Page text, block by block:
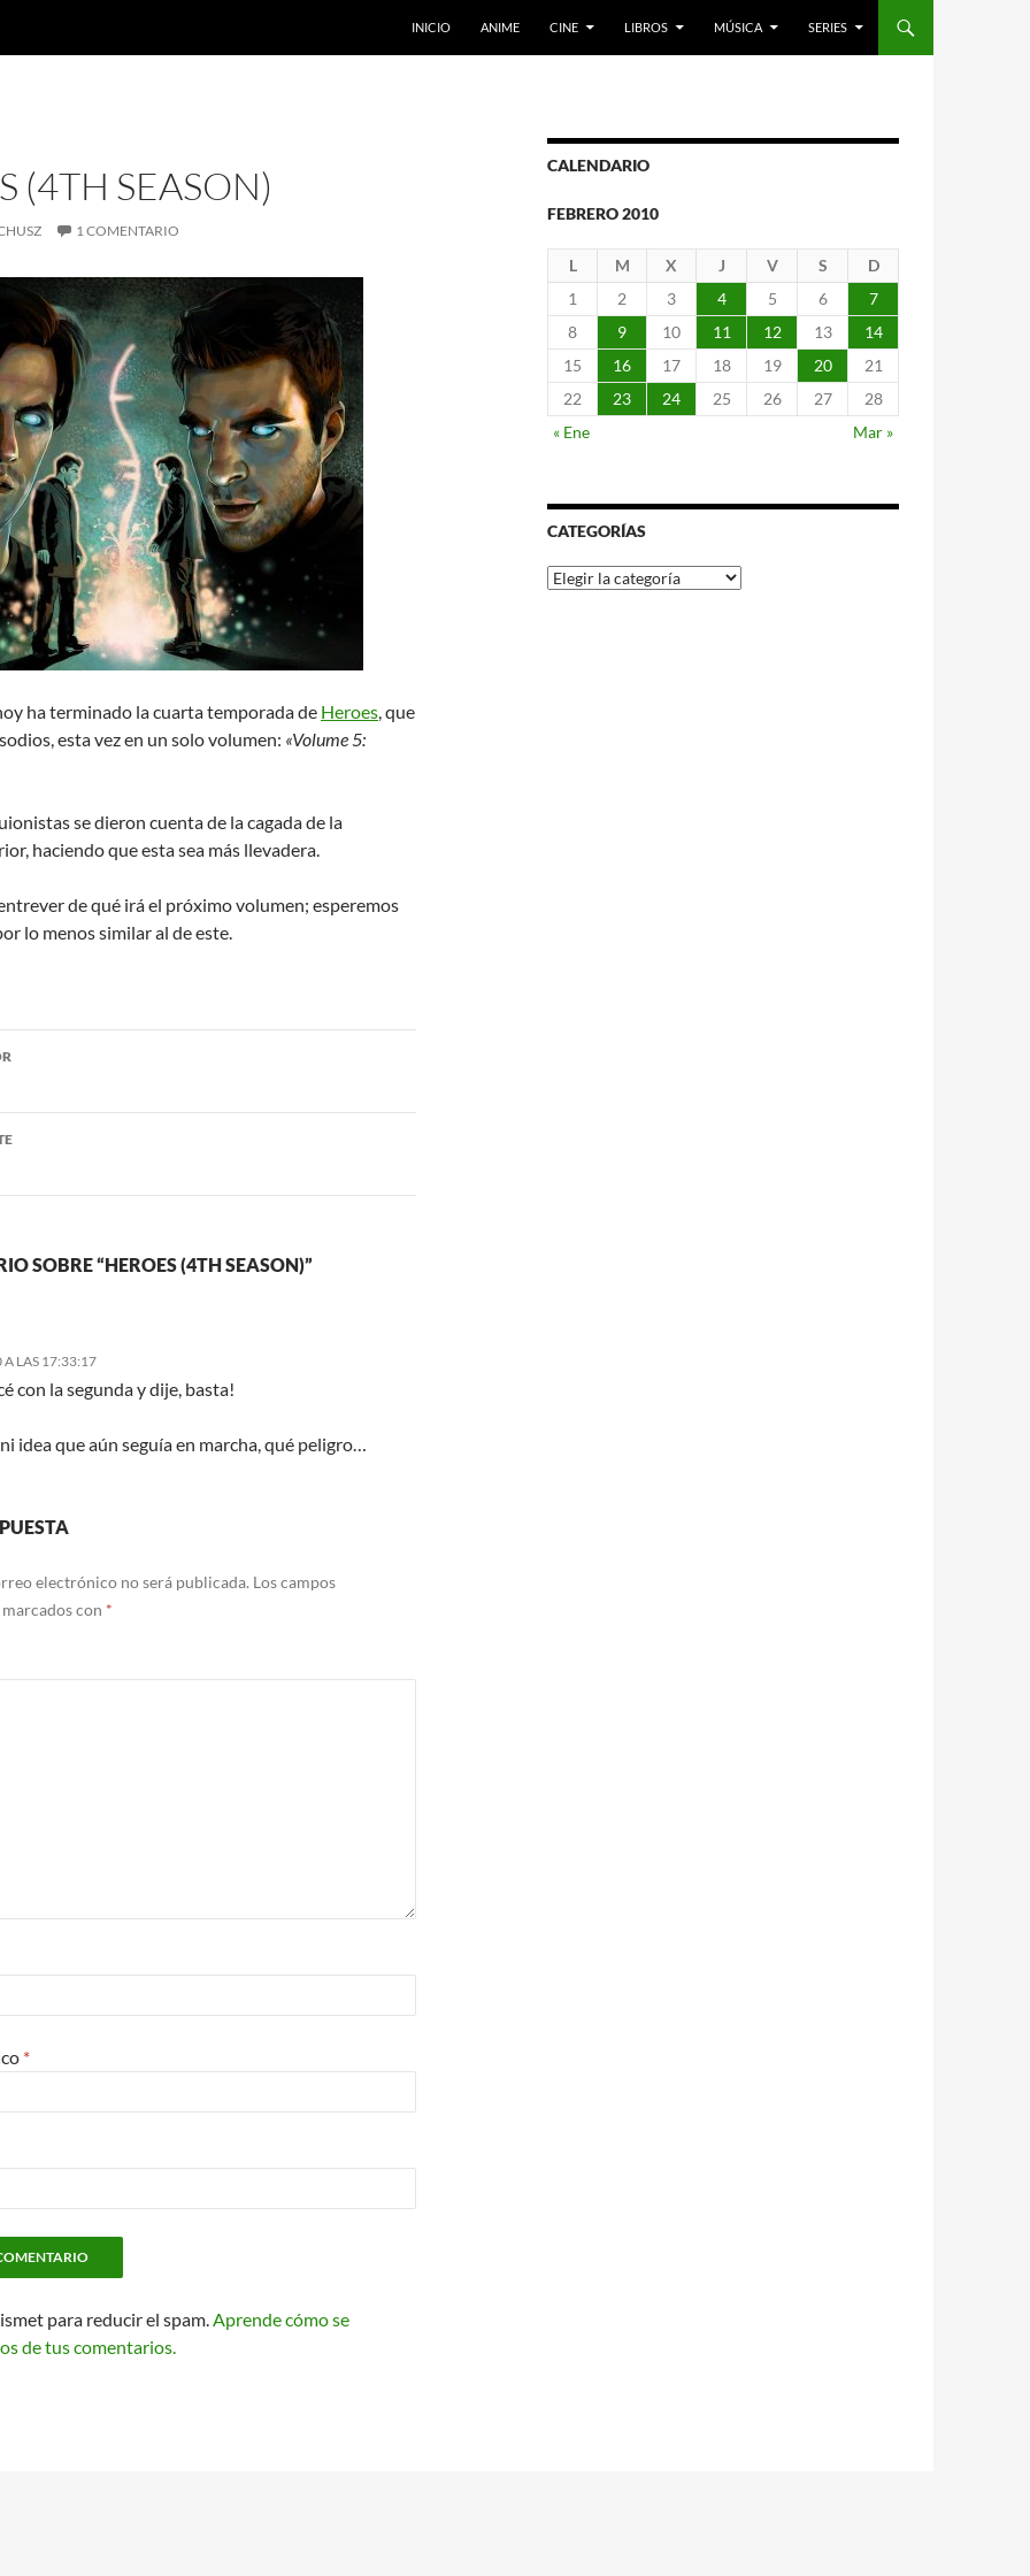
INICIO ANIME CINE LIBROS MÚSICA SERIES
(4TH SEASON)
1 COMENTARIO
ha terminado la cuarta temporada de Heroes, que
esta vez en un solo volumen: «Volume 5:
se dieron cuenta de la cagada de la
haciendo que esta sea más llevadera.
de qué irá el próximo volumen; esperemos
lo menos similar al de este.
SOBRE “HEROES (4TH SEASON)”
LAS 17:33:17
con la segunda y dije, basta!
idea que aún seguía en marcha, qué peligro…
electrónico no será publicada. Los campos
con *
*
para reducir el spam.Aprende cómo se
de tus comentarios.
CALENDARIO
FEBRERO 2010
L M X J V S
D
1
2 3 4 5 6
7
8
9 10 11 12 13
14
15
16 17 18 19 20
21
22
23 24 25 26 27
28
« Ene
Mar »
CATEGORÍAS
Categorías